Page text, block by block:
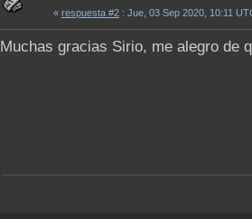
« respuesta #2 : Jue, 03 Sep 2020, 10:11
Muchas gracias Sirio, me alegro de